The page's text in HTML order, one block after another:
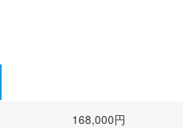
168,000円